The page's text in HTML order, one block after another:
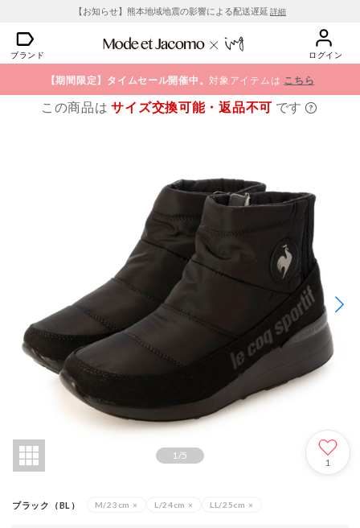
【お知らせ】熊本地域地震の影響による配送遅延 詳細
ブランド ログイン
【期間限定】タイムセール開催中。対象アイテムは こちら
この商品はサイズ交換可能・返品不可 です
1/5
1
ブラック（BL） M/23cm × L/24cm × LL/25cm ×